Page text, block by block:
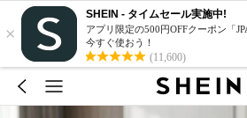
×
SHEIN - タイムセール実施中!
アプリ限定の500円OFFクーポン「
今すぐ使おう！
(11,600)